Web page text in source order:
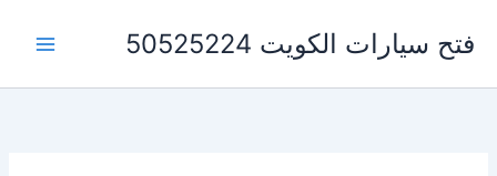
المحتوى
فتح سيارات الكويت 50525224